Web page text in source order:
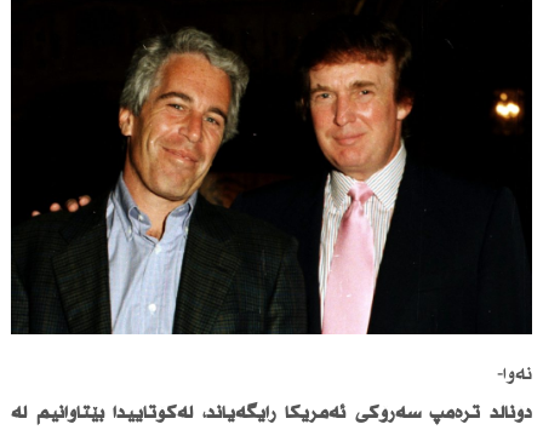
نەوا-
دۆناڵد ترەمپ سەرۆكی ئەمریكا رایگەیاند، لەكۆتاییدا بێتاوانیم لە